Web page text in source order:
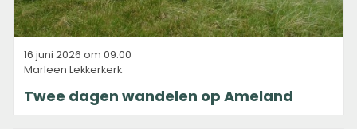
16 juni 2026 om 09:00
Marleen Lekkerkerk
Twee dagen wandelen op Ameland